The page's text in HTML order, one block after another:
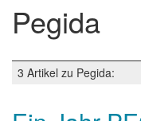
Pegida
3 Artikel zu Pegida: